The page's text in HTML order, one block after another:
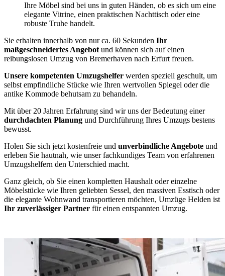
Ihre Möbel sind bei uns in guten Händen, ob es sich um eine
elegante Vitrine, einen praktischen Nachttisch oder eine
robuste Truhe handelt.
Sie erhalten innerhalb von nur ca. 60 Sekunden Ihr
maßgeschneidertes Angebot und können sich auf einen
reibungslosen Umzug von Bremerhaven nach Erfurt freuen.
Unsere kompetenten Umzugshelfer werden speziell geschult, um
selbst empfindliche Stücke wie Ihren wertvollen Spiegel oder die
antike Kommode behutsam zu behandeln.
Mit über 20 Jahren Erfahrung sind wir uns der Bedeutung einer
durchdachten Planung und Durchführung Ihres Umzugs bestens
bewusst.
Holen Sie sich jetzt kostenfreie und unverbindliche Angebote und
erleben Sie hautnah, wie unser fachkundiges Team von erfahrenen
Umzugshelfern den Unterschied macht.
Ganz gleich, ob Sie einen kompletten Haushalt oder einzelne
Möbelstücke wie Ihren geliebten Sessel, den massiven Esstisch oder
die elegante Wohnwand transportieren möchten, Umzüge Helden ist
Ihr zuverlässiger Partner für einen entspannten Umzug.